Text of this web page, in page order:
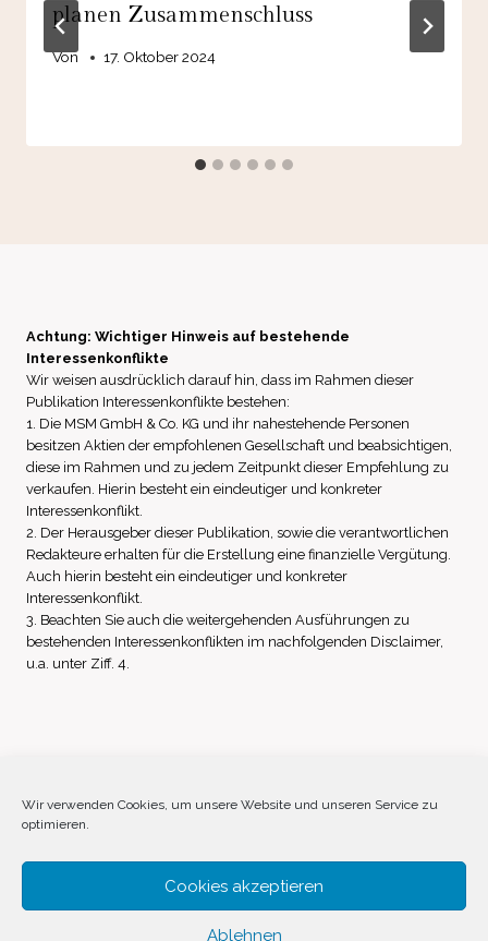
Wir verwenden Cookies, um unsere Website und unseren Service zu
optimieren.
Cookies akzeptieren
Ablehnen
planen Zusammenschluss
Von 17. Oktober 2024
Achtung: Wichtiger Hinweis auf bestehende
Interessenkonflikte
Wir weisen ausdrücklich darauf hin, dass im Rahmen dieser
Publikation Interessenkonflikte bestehen:
1. Die MSM GmbH & Co. KG und ihr nahestehende Personen
besitzen Aktien der empfohlenen Gesellschaft und beabsichtigen,
diese im Rahmen und zu jedem Zeitpunkt dieser Empfehlung zu
verkaufen. Hierin besteht ein eindeutiger und konkreter
Interessenkonflikt.
2. Der Herausgeber dieser Publikation, sowie die verantwortlichen
Redakteure erhalten für die Erstellung eine finanzielle Vergütung.
Auch hierin besteht ein eindeutiger und konkreter
Interessenkonflikt.
3. Beachten Sie auch die weitergehenden Ausführungen zu
bestehenden Interessenkonflikten im nachfolgenden Disclaimer,
u.a. unter Ziff. 4.
Impressum Datenschutz
Disclaimer